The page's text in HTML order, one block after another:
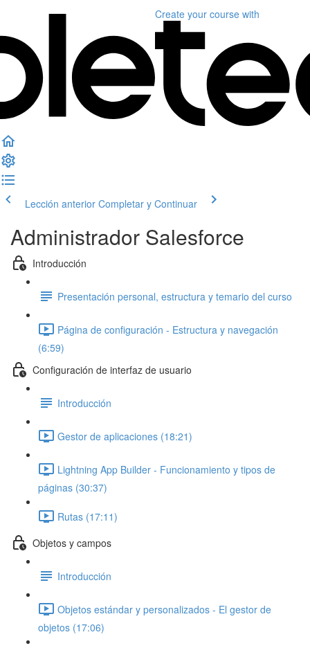
Create your course with
Lección anterior Completar y Continuar
Administrador Salesforce
Introducción
Presentación personal, estructura y temario del curso
Página de configuración - Estructura y navegación
(6:59)
Configuración de interfaz de usuario
Introducción
Gestor de aplicaciones (18:21)
Lightning App Builder - Funcionamiento y tipos de
páginas (30:37)
Rutas (17:11)
Objetos y campos
Introducción
Objetos estándar y personalizados - El gestor de
objetos (17:06)